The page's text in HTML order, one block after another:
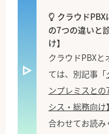
クラウド
の7つの違いと
け】
クラウドPBXと
ては、別記事「
ンプレミスと
シス・総務向け】
合わせてお読み